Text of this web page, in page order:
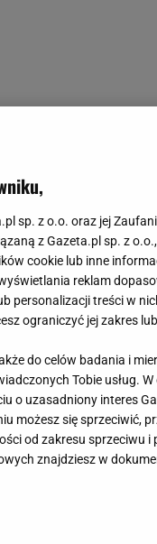
lato z
szafy, wiosną
i przewiewność.
modele,
sp. z o.o. oraz jej
z Gazeta.pl sp. z
cookie lub inne
reklam
personalizacji treści w
ograniczyć jej zakres
do celów badania i
Tobie usług.
o uzasadniony interes
możesz się sprzeciwić,
od zakresu sprzeciwu
znajdziesz w
i